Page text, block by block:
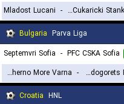
Mladost Lucani - FK Cukaricki Stankom
Bulgaria Parva Liga
Septemvri Sofia - PFC CSKA Sofia
PFC Cherno More Varna
- PFC Ludogorets Razgrad
۱۹:۳۰Croatia HNL